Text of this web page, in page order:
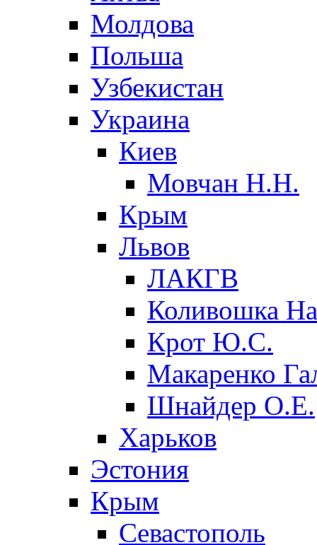
Молдова
Польша
Узбекистан
Украина
Киев
Мовчан Н.Н.
Крым
Львов
ЛАКГВ
Коливошка
Крот Ю.С.
Макаренко
Шнайдер О.Е.
Харьков
Эстония
Крым
Севастополь